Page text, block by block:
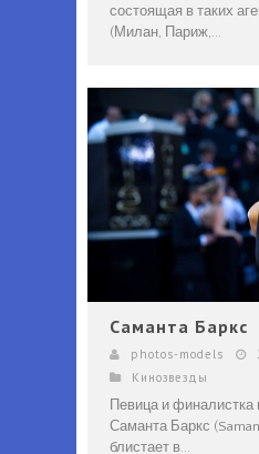
состоящая в таких
(Милан, Париж,...
Саманта Баркс
photos-models
Кинозвезды
Певица и финалистка
Саманта Баркс
блистает в...